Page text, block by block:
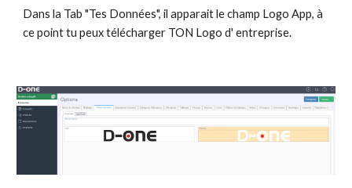
Dans la Tab "Tes Données", il apparait le champ Logo App, à
ce point tu peux télécharger TON Logo d' entreprise.